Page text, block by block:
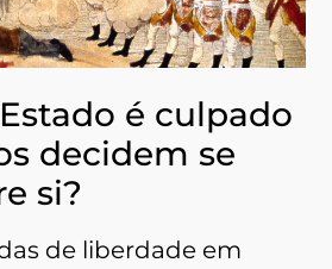
é culpado
decidem se
si?
de liberdade em